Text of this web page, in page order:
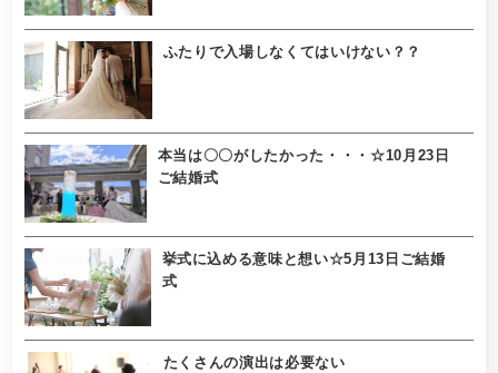
ふたりで入場しなくてはいけない？？
本当は〇〇がしたかった・・・☆10月23日
ご結婚式
挙式に込める意味と想い☆5月13日ご結婚
式
たくさんの演出は必要ない